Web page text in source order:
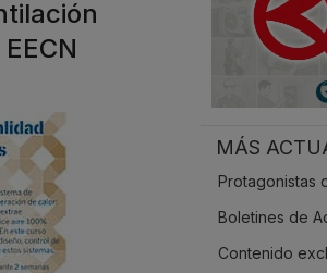
MÁS
Protagonistas
Boletines de
Contenido